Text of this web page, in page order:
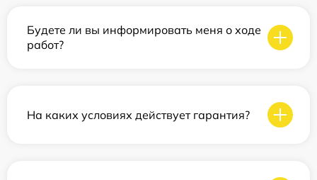
Будете ли вы информировать меня о ходе
работ?
На каких условиях действует гарантия?